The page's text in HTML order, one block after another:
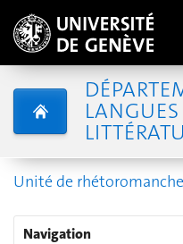
LANGUES
Unité de rhétoromanche
Navigation